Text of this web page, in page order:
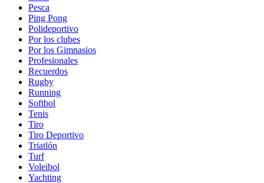
Pesca
Ping Pong
Polideportivo
Por los clubes
Por los Gimnasios
Profesionales
Recuerdos
Rugby
Running
Softbol
Tenis
Tiro
Tiro Deportivo
Triatlón
Turf
Voleibol
Yachting